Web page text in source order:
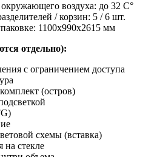
воздуха: до 32 С°
/ корзин: 5 / 6 шт.
1100x990x2615 мм
отдельно):
с ограничением доступа
(остров)
схемы (вставка)
на стекле